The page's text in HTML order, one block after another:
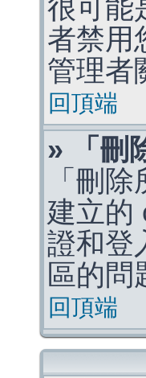
很可能
者禁用
管理者
回頂端
» 「刪
「刪
建立的
證和登
區的
回頂端